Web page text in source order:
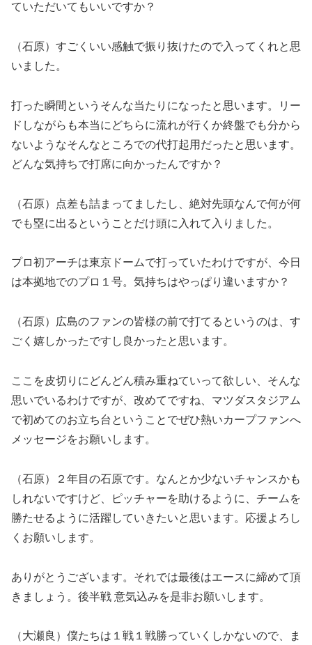
ていただいてもいいですか？
（石原）すごくいい感触で振り抜けたので入ってくれと思
いました。
打った瞬間というそんな当たりになったと思います。リー
ドしながらも本当にどちらに流れが行くか終盤でも分から
ないようなそんなところでの代打起用だったと思います。
どんな気持ちで打席に向かったんですか？
（石原）点差も詰まってましたし、絶対先頭なんで何が何
でも塁に出るということだけ頭に入れて入りました。
プロ初アーチは東京ドームで打っていたわけですが、今日
は本拠地でのプロ１号。気持ちはやっぱり違いますか？
（石原）広島のファンの皆様の前で打てるというのは、す
ごく嬉しかったですし良かったと思います。
ここを皮切りにどんどん積み重ねていって欲しい、そんな
思いでいるわけですが、改めてですね、マツダスタジアム
で初めてのお立ち台ということでぜひ熱いカープファンへ
メッセージをお願いします。
（石原）２年目の石原です。なんとか少ないチャンスかも
しれないですけど、ピッチャーを助けるように、チームを
勝たせるように活躍していきたいと思います。応援よろし
くお願いします。
ありがとうございます。それでは最後はエースに締めて頂
きましょう。後半戦 意気込みを是非お願いします。
（大瀬良）僕たちは１戦１戦勝っていくしかないので、ま